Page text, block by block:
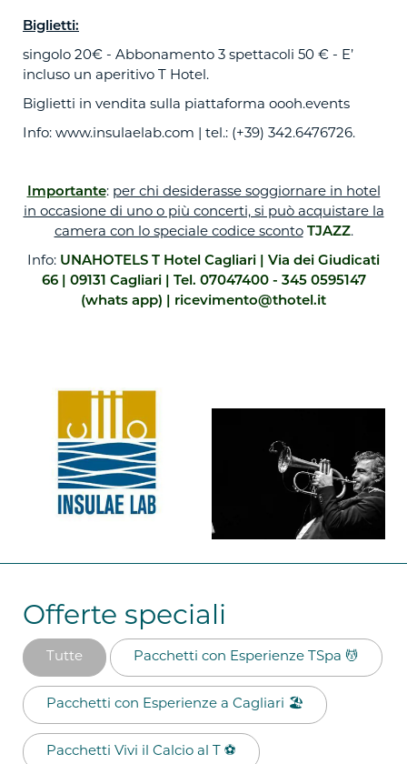
Biglietti:
singolo 20€ - Abbonamento 3 spettacoli 50 € - E’
incluso un aperitivo T Hotel.
Biglietti in vendita sulla piattaforma oooh.events
Info: www.insulaelab.com | tel.: (+39) 342.6476726.
Importante: per chi desiderasse soggiornare in hotel
in occasione di uno o più concerti, si può acquistare la
camera con lo speciale codice sconto TJAZZ.
Info: UNAHOTELS T Hotel Cagliari | Via dei Giudicati
66 | 09131 Cagliari | Tel. 07047400 - 345 0595147
(whats app) | ricevimento@thotel.it
Offerte speciali
Tutte Pacchetti con Esperienze TSpa 💆​
Pacchetti con Esperienze a Cagliari 🏖️​
Pacchetti Vivi il Calcio al T ⚽​